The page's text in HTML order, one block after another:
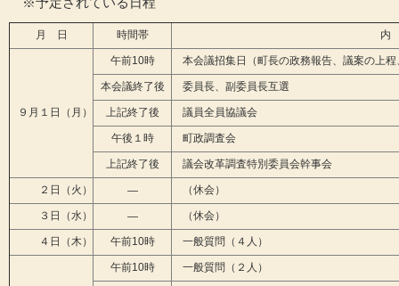
月 日 時間帯 内
９月１日（月）
午前10時 本会議招集日（町長の政務報告、議案の上
本会議終了後 委員長、副委員長互選
上記終了後 議員全員協議会
午後１時 町政調査会
上記終了後 議会改革調査特別委員会幹事会
２日（火） ― （休会）
３日（水） ― （休会）
４日（木） 午前10時 一般質問（４人）
午前10時 一般質問（２人）